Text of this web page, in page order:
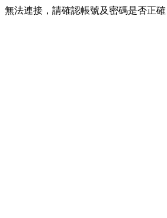
無法連接，請確認帳號及密碼是否正確